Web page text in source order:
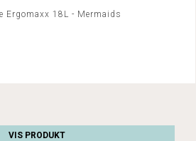
Ergomaxx 18L - Mermaids
VIS PRODUKT